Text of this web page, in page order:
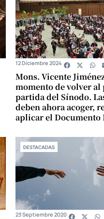
Mons. Vicente
momento de volver al
partida del Sínodo.
deben ahora acoger,
aplicar el Documento
12 Diciembre 2024
DESTACADAS
23 Septiembre 2020